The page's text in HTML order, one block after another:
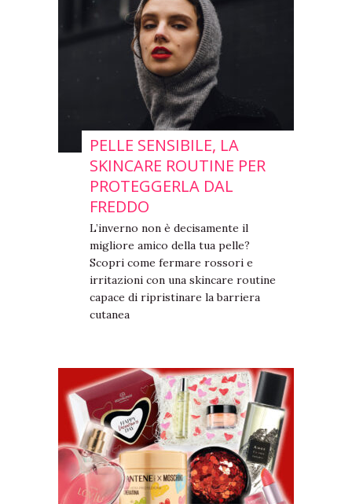
PELLE SENSIBILE, LA
SKINCARE ROUTINE PER
PROTEGGERLA DAL
FREDDO
L’inverno non è decisamente il
migliore amico della tua pelle?
Scopri come fermare rossori e
irritazioni con una skincare routine
capace di ripristinare la barriera
cutanea